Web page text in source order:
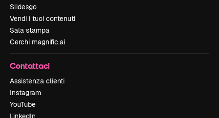
Slidesgo
Vendi i tuoi contenuti
Sala stampa
Cerchi magnific.ai
Contattaci
Assistenza clienti
Instagram
YouTube
LinkedIn